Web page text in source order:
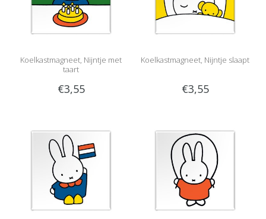
Koelkastmagneet, Nijntje met
taart
€3,55
Koelkastmagneet, Nijntje slaapt
€3,55